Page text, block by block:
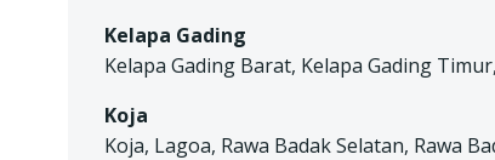
Kelapa Gading
Kelapa Gading Barat, Kelapa Gading
Koja
Koja, Lagoa, Rawa Badak Selatan, Rawa